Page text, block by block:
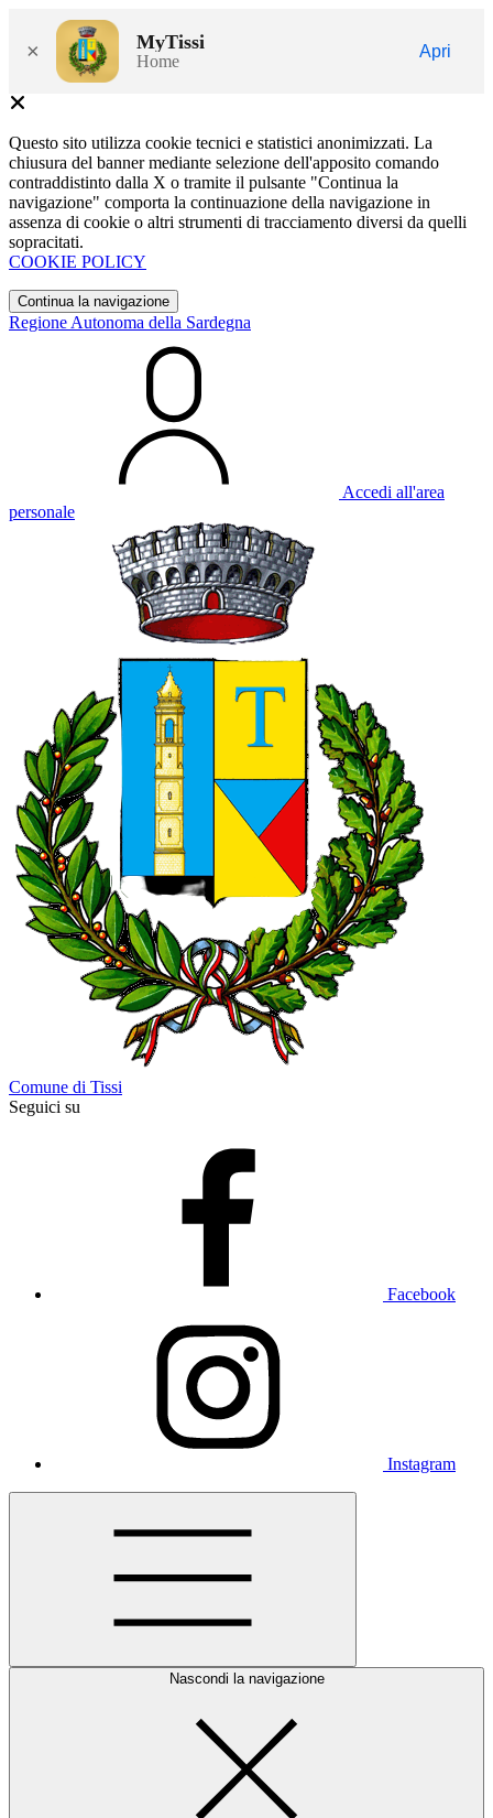
× MyTissi
Home
Apri
Questo sito utilizza cookie tecnici e statistici anonimizzati. La
chiusura del banner mediante selezione dell'apposito comando
contraddistinto dalla X o tramite il pulsante "Continua la
navigazione" comporta la continuazione della navigazione in
assenza di cookie o altri strumenti di tracciamento diversi da quelli
sopracitati.
COOKIE POLICY
Continua la navigazione
Regione Autonoma della Sardegna
Accedi all'area
personale
Comune di Tissi
Seguici su
Facebook
Instagram
Nascondi la navigazione